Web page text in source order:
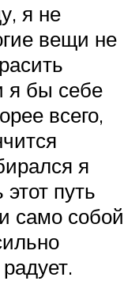
я не
вещи не
я бы себе
всего,
я
путь
само собой